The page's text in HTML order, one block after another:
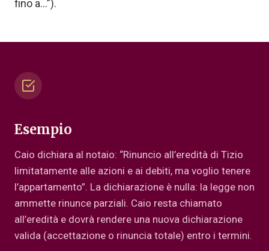
fino a…”).
Esempio
Caio dichiara al notaio: “Rinuncio all’eredità di Tizio
limitatamente alle azioni e ai debiti, ma voglio tenere
l’appartamento”. La dichiarazione è nulla: la legge non
ammette rinunce parziali. Caio resta chiamato
all’eredità e dovrà rendere una nuova dichiarazione
valida (accettazione o rinuncia totale) entro i termini.